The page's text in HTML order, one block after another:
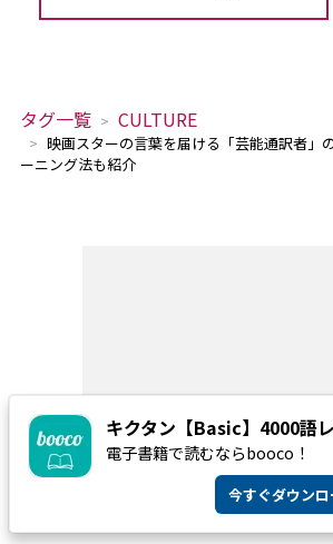
タグ一覧 CULTURE
映画スターの言葉を届ける「芸能通訳者」
ーニング法も紹介
キクタン【Basic】4000語
電子書籍で読むならbooco！
今すぐダウンロ